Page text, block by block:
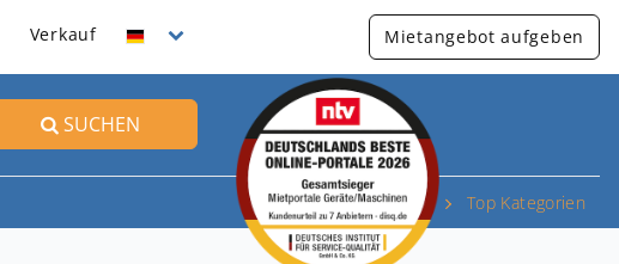
Verkauf Mietangebot aufgeben
SUCHEN
Top Kategorien